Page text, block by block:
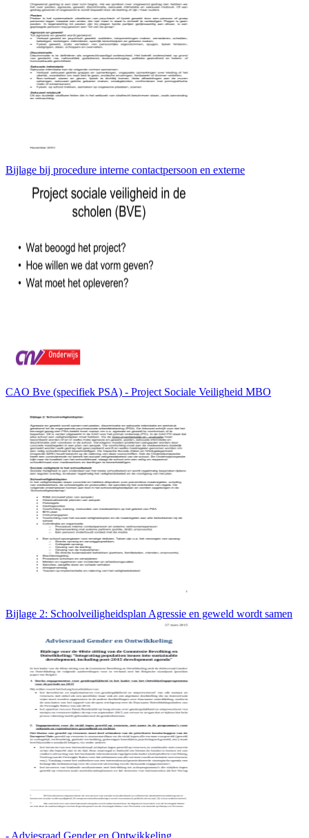
Bijlage bij procedure interne contactpersoon en externe
CAO Bve (specifiek PSA) - Project Sociale Veiligheid MBO
Bijlage 2: Schoolveiligheidsplan Agressie en geweld wordt samen